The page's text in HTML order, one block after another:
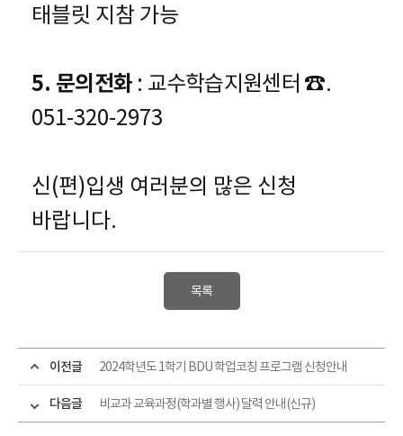
태블릿 지참 가능
5. 문의전화 : 교수학습지원센터 ☎.
051-320-2973
신(편)입생 여러분의 많은 신청
바랍니다.
목록
이전글 2024학년도 1학기 BDU 학업코칭 프로그램 신청안내
다음글 비교과 교육과정(학과별 행사) 달력 안내(신규)